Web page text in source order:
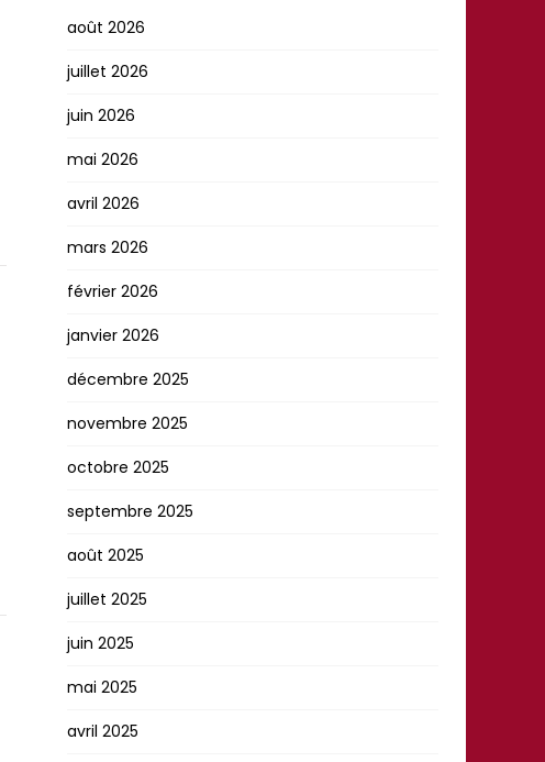
août 2026
juillet 2026
juin 2026
mai 2026
avril 2026
mars 2026
février 2026
janvier 2026
décembre 2025
novembre 2025
octobre 2025
septembre 2025
août 2025
juillet 2025
juin 2025
mai 2025
avril 2025